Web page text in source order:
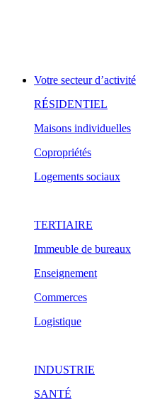
Votre secteur d’activité
RÉSIDENTIEL
Maisons individuelles
Copropriétés
Logements sociaux
TERTIAIRE
Immeuble de bureaux
Enseignement
Commerces
Logistique
INDUSTRIE
SANTÉ